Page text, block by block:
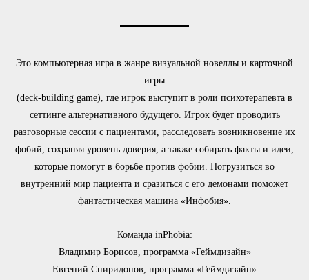
Это компьютерная игра в жанре визуальной новеллы и карточной
игры
(deck-building game), где игрок выступит в роли психотерапевта в
сеттинге альтернативного будущего. Игрок будет проводить
разговорные сессии с пациентами, расследовать возникновение их
фобий, сохраняя уровень доверия, а также собирать факты и идеи,
которые помогут в борьбе против фобии. Погрузиться во
внутренний мир пациента и сразиться с его демонами поможет
фантастическая машина «Инфобия».
Команда inPhobia:
Владимир Борисов, программа «Геймдизайн»
Евгений Спиридонов, программа «Геймдизайн»